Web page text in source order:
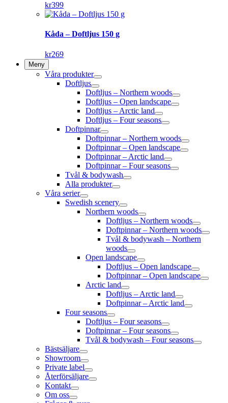
kr399
Kåda – Doftljus 150 g
kr269
Meny
Våra produkter
Doftljus
Doftljus – Northern woods
Doftljus – Open landscape
Doftljus – Arctic land
Doftljus – Four seasons
Doftpinnar
Doftpinnar – Northern woods
Doftpinnar – Open landscape
Doftpinnar – Arctic land
Doftpinnar – Four seasons
Tvål & bodywash
Alla produkter
Våra serier
Swedish scenery
Northern woods
Doftljus – Northern woods
Doftpinnar – Northern woods
Tvål & bodywash – Northern
woods
Open landscape
Doftljus – Open landscape
Doftpinnar – Open landscape
Arctic land
Doftljus – Arctic land
Doftpinnar – Arctic land
Four seasons
Doftljus – Four seasons
Doftpinnar – Four seasons
Tvål & bodywash – Four seasons
Bästsäljare
Showroom
Private label
Återförsäljare
Kontakt
Om oss